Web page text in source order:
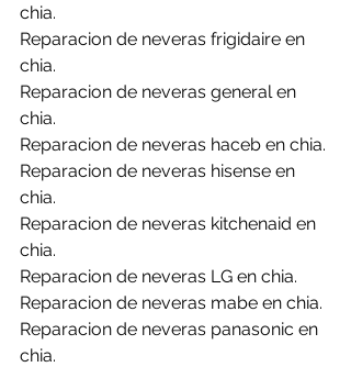
chia.
Reparacion de neveras frigidaire en
chia.
Reparacion de neveras general en
chia.
Reparacion de neveras haceb en chia.
Reparacion de neveras hisense en
chia.
Reparacion de neveras kitchenaid en
chia.
Reparacion de neveras LG en chia.
Reparacion de neveras mabe en chia.
Reparacion de neveras panasonic en
chia.